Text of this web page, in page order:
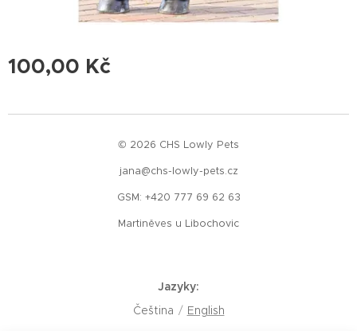
100,00 Kč
© 2026 CHS Lowly Pets
jana@chs-lowly-pets.cz
GSM: +420 777 69 62 63
Martiněves u Libochovic
Jazyky
Čeština
English